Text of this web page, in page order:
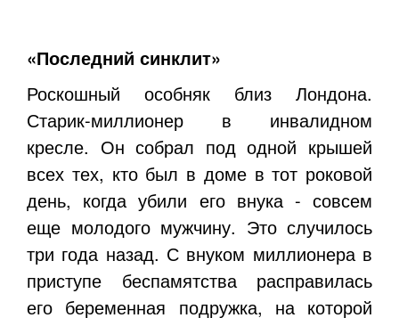
«Последний синклит»
Роскошный особняк близ Лондона.
Старик-миллионер в инвалидном
кресле. Он собрал под одной крышей
всех тех, кто был в доме в тот роковой
день, когда убили его внука - совсем
еще молодого мужчину. Это случилось
три года назад. С внуком миллионера в
приступе беспамятства расправилась
его беременная подружка, на которой